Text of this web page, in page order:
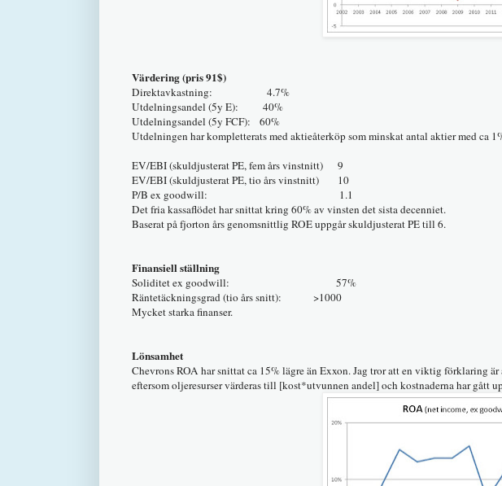
Värdering (pris 91$)
Direktavkastning: 4.7%
Utdelningsandel (5y E): 40%
Utdelningsandel (5y FCF): 60%
Utdelningen har kompletterats med aktieåterköp som minskat antal aktier med ca
EV/EBI (skuldjusterat PE, fem års vinstnitt) 9
EV/EBI (skuldjusterat PE, tio års vinstnitt) 10
P/B ex goodwill: 1.1
Det fria kassaflödet har snittat kring 60% av vinsten det sista
Baserat på fjorton års genomsnittlig ROE uppgår skuldjusterat PE till 6.
Finansiell ställning
Soliditet ex goodwill: 57%
Räntetäckningsgrad (tio års snitt): >1000
Mycket starka finanser.
Lönsamhet
Chevrons ROA har snittat ca 15% lägre än Exxon. Jag tror att en viktig förklaring
eftersom oljeresurser värderas till [kost*utvunnen andel] och kostnaderna har gått